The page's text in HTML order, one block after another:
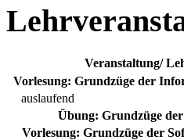
Veranstaltung/
Vorlesung: Grundzüge der
auslaufend
Übung: Grundzüge
Vorlesung: Grundzüge der